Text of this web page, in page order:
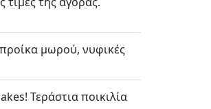
μωρού, νυφικές
Τεράστια ποικιλία